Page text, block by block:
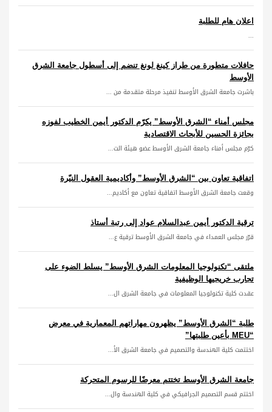
اعلان هام للطلبة
...
حافلات متطورة من طراز كينغ لونغ تنضم إلى أسطول جامعة الشرق
الأوسط
باشرت جامعة الشرق الأوسط تنفيذ مرحلة متقدمة من ...
مجلس أمناء “الشرق الأوسط” يكرّم الدكتور أيمن الخطيب لفوزه
بجائزة الحسين للأبحاث الاقتصادية
كرّم مجلس أمناء جامعة الشرق الأوسط عضو هيئة الت...
اتفاقية تعاون بين “الشرق الأوسط” وأكاديمية العقول النيّرة
وقعت جامعة الشرق الأوسط اتفاقية تعاون مع أكاديم...
ترقية الدكتور أيمن عبدالسلام عواد إلى رتبة أستاذ
قرّر مجلس العمداء في جامعة الشرق الأوسط ترقية ع...
ملتقى “تكنولوجيا المعلومات الشرق الأوسط” يسلط الضوء على
تجارب خريجيها الوظيفية
عقدت كلية تكنولوجيا المعلومات في جامعة الشرق ال...
طلبة “الشرق الأوسط” يظهرون مهاراتهم المعمارية في معرض
“MEU بأعين طلبتها”
اختتمت كلية الهندسة والتصميم في جامعة الشرق الأ...
جامعة الشرق الأوسط تختتم معرضًا للرسوم المتحركة
اختتم قسم التصميم الجرافيكي في كلية الهندسة وال...